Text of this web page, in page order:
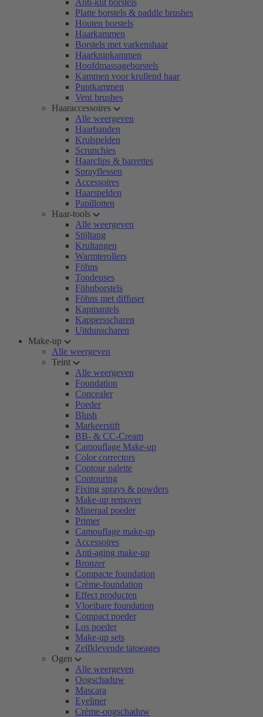
Anti-klit borstels
Platte borstels & paddle brushes
Houten borstels
Haarkammen
Borstels met varkenshaar
Haarknipkammen
Hoofdmassageborstels
Kammen voor krullend haar
Puntkammen
Vent brushes
Haaraccessoires
Alle weergeven
Haarbanden
Krulspelden
Scrunchies
Haarclips & barrettes
Sprayflessen
Accessoires
Haarspelden
Papillotten
Haar-tools
Alle weergeven
Stijltang
Krultangen
Warmterollers
Föhns
Tondeuses
Föhnborstels
Föhns met diffuser
Kapmantels
Kappersscharen
Uitdunscharen
Make-up
Alle weergeven
Teint
Alle weergeven
Foundation
Concealer
Poeder
Blush
Markeerstift
BB- & CC-Cream
Camouflage Make-up
Color correctors
Contour palette
Contouring
Fixing sprays & powders
Make-up remover
Mineraal poeder
Primer
Camouflage make-up
Accessoires
Anti-aging make-up
Bronzer
Compacte foundation
Crème-foundation
Effect producten
Vloeibare foundation
Compact poeder
Los poeder
Make-up sets
Zelfklevende tatoeages
Ogen
Alle weergeven
Oogschaduw
Mascara
Eyeliner
Crème-oogschaduw